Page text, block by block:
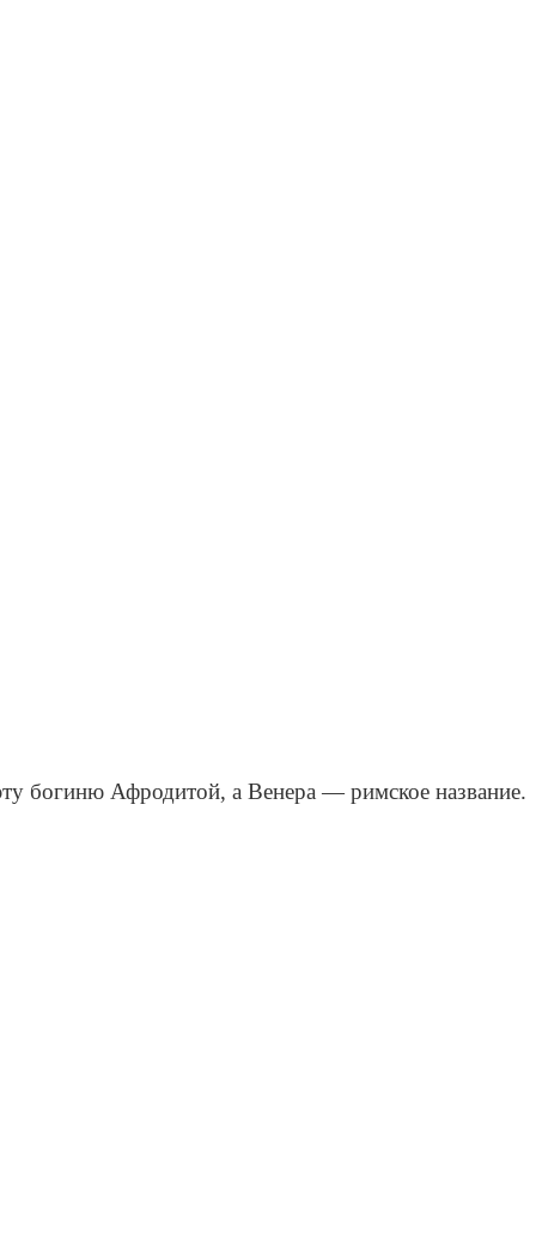
богиню Афродитой, а Венера — римское название.